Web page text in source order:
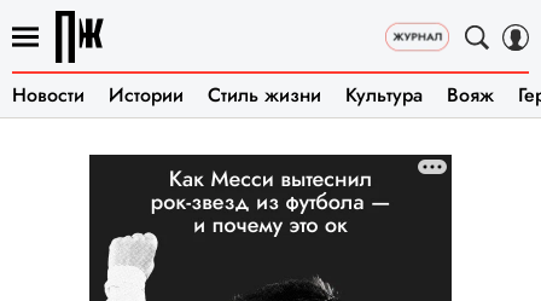
Новости Истории Стиль жизни Культура Вояж